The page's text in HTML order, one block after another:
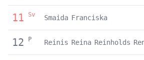
11 Sv Smaida Franciska
12 P Reinis Reina Reinholds